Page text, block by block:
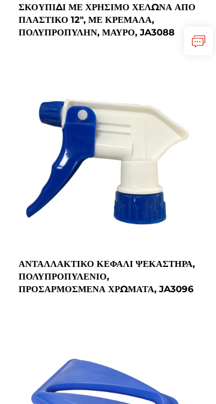
ΣΚΟΥΠΊΔΙ ΜΕ ΧΡΉΣΙΜΟ ΧΕΛΏΝΑ ΑΠΌ
ΠΛΑΣΤΙΚΌ 12", ΜΕ ΚΡΈΜΑΛΑ,
ΠΟΛΥΠΡΟΠΥΛΗΝ, ΜΑΎΡΟ, JA3088
ΑΝΤΑΛΛΑΚΤΙΚΌ ΚΕΦΆΛΙ ΨΕΚΑΣΤΉΡΑ,
ΠΟΛΥΠΡΟΠΥΛΈΝΙΟ,
ΠΡΟΣΑΡΜΟΣΜΈΝΑ ΧΡΏΜΑΤΑ, JA3096